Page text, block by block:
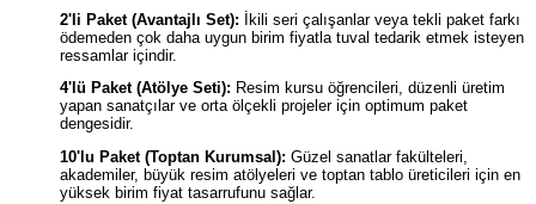
2'li Paket (Avantajlı Set): İkili seri çalışanlar veya tekli paket farkı
ödemeden çok daha uygun birim fiyatla tuval tedarik etmek isteyen
ressamlar içindir.
4'lü Paket (Atölye Seti): Resim kursu öğrencileri, düzenli üretim
yapan sanatçılar ve orta ölçekli projeler için optimum paket
dengesidir.
10'lu Paket (Toptan Kurumsal): Güzel sanatlar fakülteleri,
akademiler, büyük resim atölyeleri ve toptan tablo üreticileri için en
yüksek birim fiyat tasarrufunu sağlar.